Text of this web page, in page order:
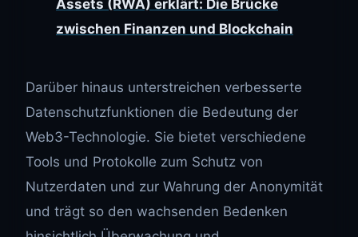
Assets (RWA) erklärt: Die Brücke
zwischen Finanzen und Blockchain
Darüber hinaus unterstreichen verbesserte
Datenschutzfunktionen die Bedeutung der
Web3-Technologie. Sie bietet verschiedene
Tools und Protokolle zum Schutz von
Nutzerdaten und zur Wahrung der Anonymität
und trägt so den wachsenden Bedenken